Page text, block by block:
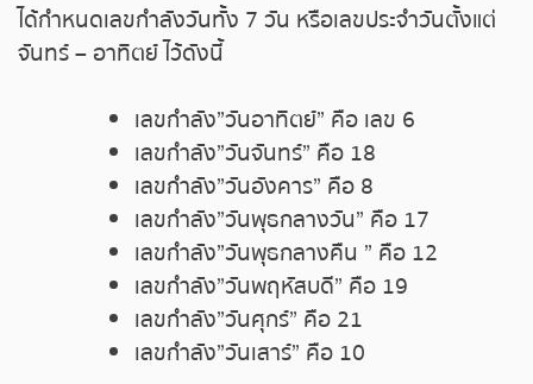
หวยหุ้นจีน บ่าย
หวยหุ้นไต้หวัน
หวยหุ้นสิงคโปร์
หวยหุ้นเยอรมัน
หวยหุ้นอังกฤษ
ได้กำหนดเลขกำลังวันทั้ง 7 วัน หรือเลขประจำวันตั้งแต่
จันทร์ – อาทิตย์ ไว้ดังนี้
เลขกำลัง”วันอาทิตย์” คือ เลข 6
เลขกำลัง”วันจันทร์” คือ 18
เลขกำลัง”วันอังคาร” คือ 8
เลขกำลัง”วันพุธกลางวัน” คือ 17
เลขกำลัง”วันพุธกลางคืน ” คือ 12
เลขกำลัง”วันพฤหัสบดี” คือ 19
เลขกำลัง”วันศุกร์” คือ 21
เลขกำลัง”วันเสาร์” คือ 10